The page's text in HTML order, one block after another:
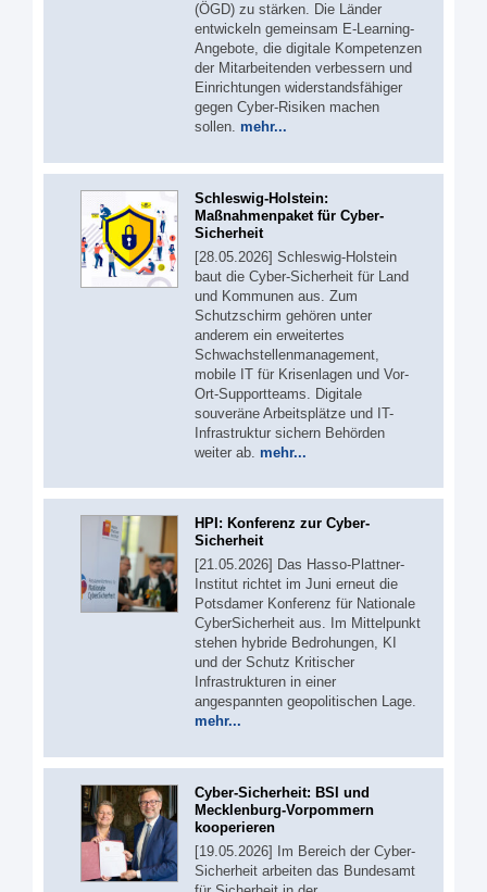
(ÖGD) zu stärken. Die Länder
entwickeln gemeinsam E-Learning-
Angebote, die digitale Kompetenzen
der Mitarbeitenden verbessern und
Einrichtungen widerstandsfähiger
gegen Cyber-Risiken machen
sollen. mehr...
Schleswig-Holstein:
Maßnahmenpaket für Cyber-
Sicherheit
[28.05.2026] Schleswig-Holstein
baut die Cyber-Sicherheit für Land
und Kommunen aus. Zum
Schutzschirm gehören unter
anderem ein erweitertes
Schwachstellenmanagement,
mobile IT für Krisenlagen und Vor-
Ort-Supportteams. Digitale
souveräne Arbeitsplätze und IT-
Infrastruktur sichern Behörden
weiter ab. mehr...
HPI: Konferenz zur Cyber-
Sicherheit
[21.05.2026] Das Hasso-Plattner-
Institut richtet im Juni erneut die
Potsdamer Konferenz für Nationale
CyberSicherheit aus. Im Mittelpunkt
stehen hybride Bedrohungen, KI
und der Schutz Kritischer
Infrastrukturen in einer
angespannten geopolitischen Lage.
mehr...
Cyber-Sicherheit: BSI und
Mecklenburg-Vorpommern
kooperieren
[19.05.2026] Im Bereich der Cyber-
Sicherheit arbeiten das Bundesamt